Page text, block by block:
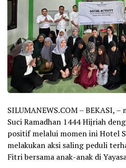
SILUMANEWS.COM – BEKASI,
Suci Ramadhan 1444 Hijriah
positif melalui momen ini Hotel
melakukan aksi saling peduli
Fitri bersama anak-anak di